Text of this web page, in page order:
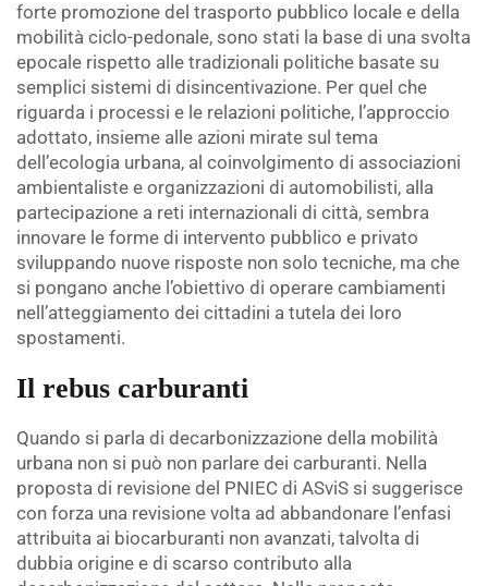
forte promozione del trasporto pubblico locale e della
mobilità ciclo-pedonale, sono stati la base di una svolta
epocale rispetto alle tradizionali politiche basate su
semplici sistemi di disincentivazione. Per quel che
riguarda i processi e le relazioni politiche, l’approccio
adottato, insieme alle azioni mirate sul tema
dell’ecologia urbana, al coinvolgimento di associazioni
ambientaliste e organizzazioni di automobilisti, alla
partecipazione a reti internazionali di città, sembra
innovare le forme di intervento pubblico e privato
sviluppando nuove risposte non solo tecniche, ma che
si pongano anche l’obiettivo di operare cambiamenti
nell’atteggiamento dei cittadini a tutela dei loro
spostamenti.
Il rebus carburanti
Quando si parla di decarbonizzazione della mobilità
urbana non si può non parlare dei carburanti. Nella
proposta di revisione del PNIEC di ASviS si suggerisce
con forza una revisione volta ad abbandonare l’enfasi
attribuita ai biocarburanti non avanzati, talvolta di
dubbia origine e di scarso contributo alla